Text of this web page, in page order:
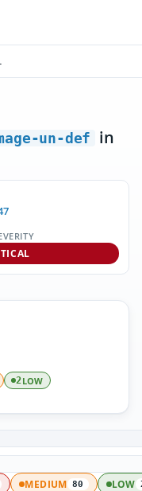
un-def
in
2LOW
MEDIUM 80 LOW